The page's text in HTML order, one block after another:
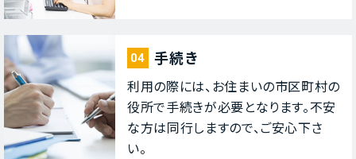
04 ⼿続き
利⽤の際には、お住まいの市区町村の
役所で⼿続きが必要となります。不安
な⽅は同⾏しますので、ご安⼼下さ
い。